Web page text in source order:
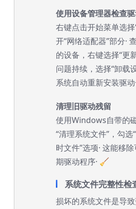
使用设备管理器检查
右键点击开始菜单选
开“网络适配器”部分·
的设备，右键选择“更
问题持续，选择“卸载
系统自动重新安装驱动·
清理旧驱动残留
使用Windows自带的
“清理系统文件”，勾选
时文件”选项· 这能移
期驱动程序· 🧹
系统文件完整性检
损坏的系统文件是导